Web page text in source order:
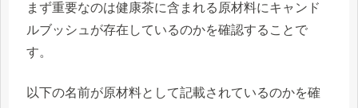
まず重要なのは健康茶に含まれる原材料にキャンド
ルブッシュが存在しているのかを確認することで
す。
以下の名前が原材料として記載されているのかを確